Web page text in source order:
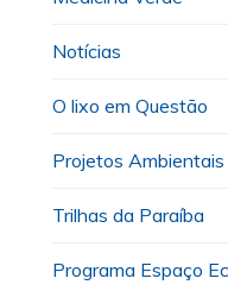
Notícias
O lixo em Questão
Projetos Ambientais
Trilhas da Paraíba
Programa Espaço